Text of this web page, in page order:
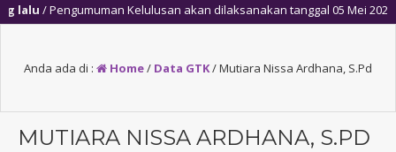
/ Pengumuman Kelulusan akan dilaksanakan tanggal 05 Mei 2025,
Anda ada di : Home/ Data GTK/Mutiara Nissa Ardhana, S.Pd
MUTIARA NISSA ARDHANA, S.PD